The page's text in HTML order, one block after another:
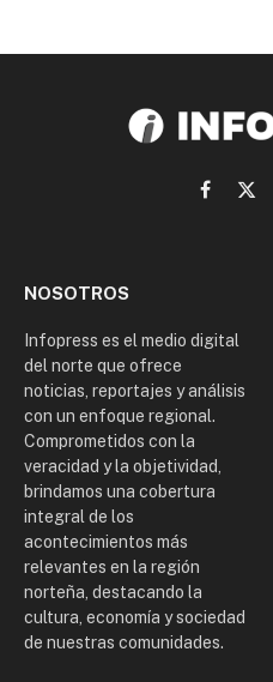
Facebook
X
NOSOTROS
Infopress es el medio digital
del norte que ofrece
noticias, reportajes y análisis
con un enfoque regional.
Comprometidos con la
veracidad y la objetividad,
brindamos una cobertura
integral de los
acontecimientos más
relevantes en la región
norteña, destacando la
cultura, economía y sociedad
de nuestras comunidades.